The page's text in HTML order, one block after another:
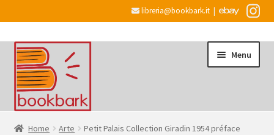
libreria@bookbark.it |
Vai
alla
navigazione
Vai
al
contenuto
Menu
HomeHome Arte
Petit Palais Collection Giradin 1954 préface